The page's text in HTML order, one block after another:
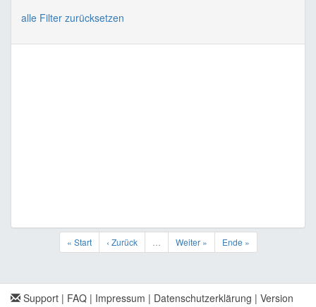
alle Filter zurücksetzen
« Start ‹ Zurück Weiter » Ende »
Support | FAQ | Impressum | Datenschutzerklärung | Version